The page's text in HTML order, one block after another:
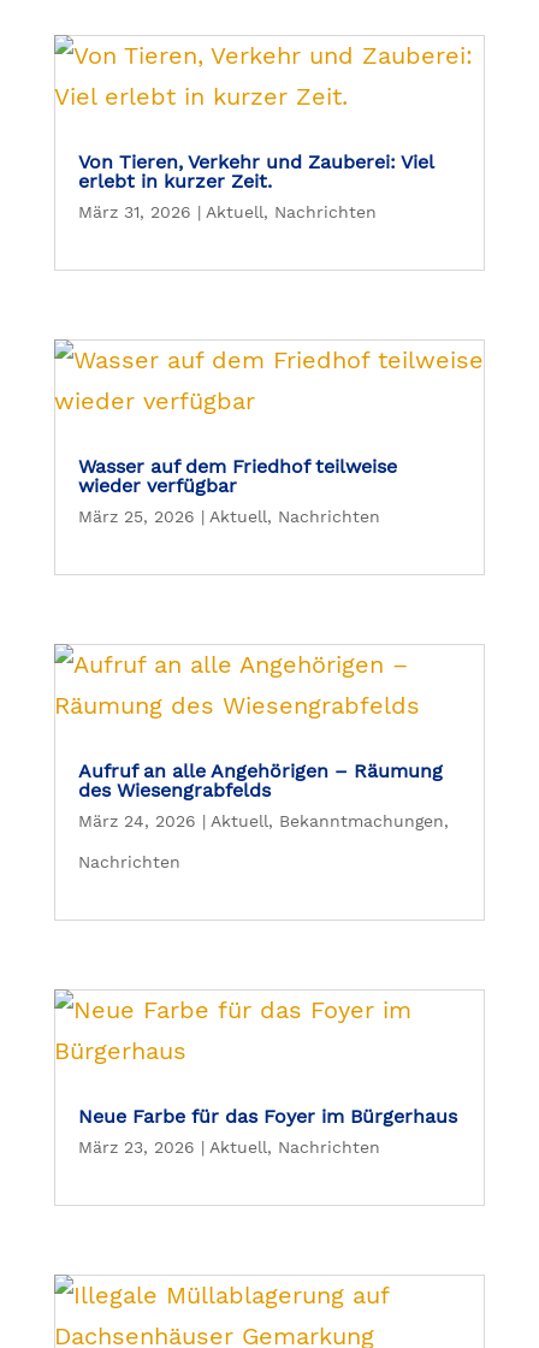
Von Tieren, Verkehr und Zauberei: Viel
erlebt in kurzer Zeit.
März 31, 2026 | Aktuell, Nachrichten
Wasser auf dem Friedhof teilweise
wieder verfügbar
März 25, 2026 | Aktuell, Nachrichten
Aufruf an alle Angehörigen – Räumung
des Wiesengrabfelds
März 24, 2026 | Aktuell, Bekanntmachungen,
Nachrichten
Neue Farbe für das Foyer im Bürgerhaus
März 23, 2026 | Aktuell, Nachrichten